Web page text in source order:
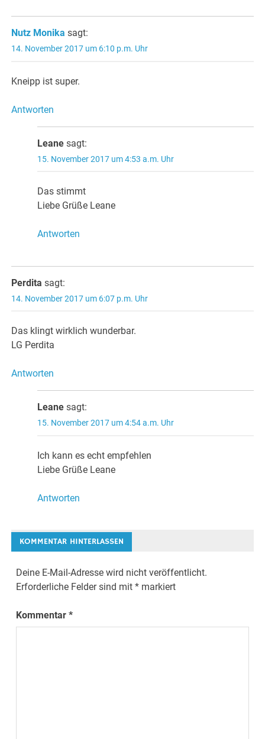
Nutz Monika sagt:
14. November 2017 um 6:10 p.m. Uhr
Kneipp ist super.
Antworten
Leane sagt:
15. November 2017 um 4:53 a.m. Uhr
Das stimmt
Liebe Grüße Leane
Antworten
Perdita sagt:
14. November 2017 um 6:07 p.m. Uhr
Das klingt wirklich wunderbar.
LG Perdita
Antworten
Leane sagt:
15. November 2017 um 4:54 a.m. Uhr
Ich kann es echt empfehlen
Liebe Grüße Leane
Antworten
KOMMENTAR HINTERLASSEN
Deine E-Mail-Adresse wird nicht veröffentlicht.
Erforderliche Felder sind mit* markiert
Kommentar*